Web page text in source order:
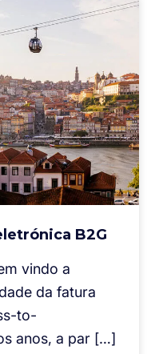
B2G
vindo a
da fatura
to-
anos, a par […]